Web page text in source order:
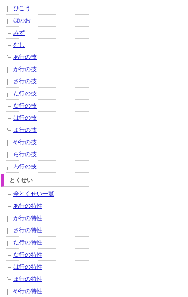
ひこう
ほのお
みず
むし
あ行の技
か行の技
さ行の技
た行の技
な行の技
は行の技
ま行の技
や行の技
ら行の技
わ行の技
とくせい
全とくせい一覧
あ行の特性
か行の特性
さ行の特性
た行の特性
な行の特性
は行の特性
ま行の特性
や行の特性